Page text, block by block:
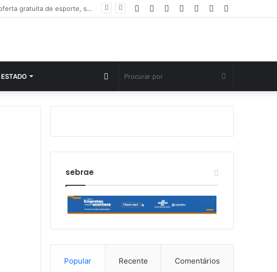
Polícia Civil investiga morte de criança de três anos em Palmas; pai é suspeito de agressão
Artigo
Entrar
Instagram
YouTube
Twitter
Facebook
ESTADO
por
Switch
skin
sebrae
Popular Recente Comentários